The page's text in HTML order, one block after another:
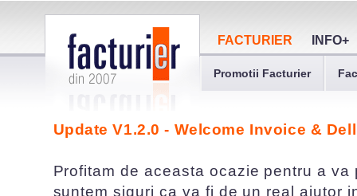
FACTURIER INFO+
Promotii Facturier
Update V1.2.0 - Welcome Invoice &
Profitam de aceasta ocazie pentru a
suntem siguri ca va fi de un real ajutor